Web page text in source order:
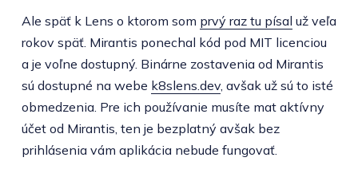
Ale späť k Lens o ktorom som prvý raz tu písal už veľa
rokov späť. Mirantis ponechal kód pod MIT licenciou
a je voľne dostupný. Binárne zostavenia od Mirantis
sú dostupné na webe k8slens.dev, avšak už sú to isté
obmedzenia. Pre ich používanie musíte mat aktívny
účet od Mirantis, ten je bezplatný avšak bez
prihlásenia vám aplikácia nebude fungovať.